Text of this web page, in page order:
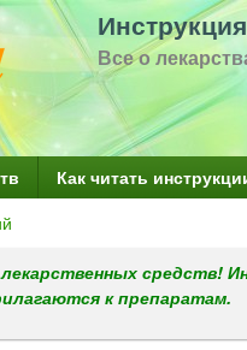
Перейти
к
Все о
Как читать
средств!
к препаратам.